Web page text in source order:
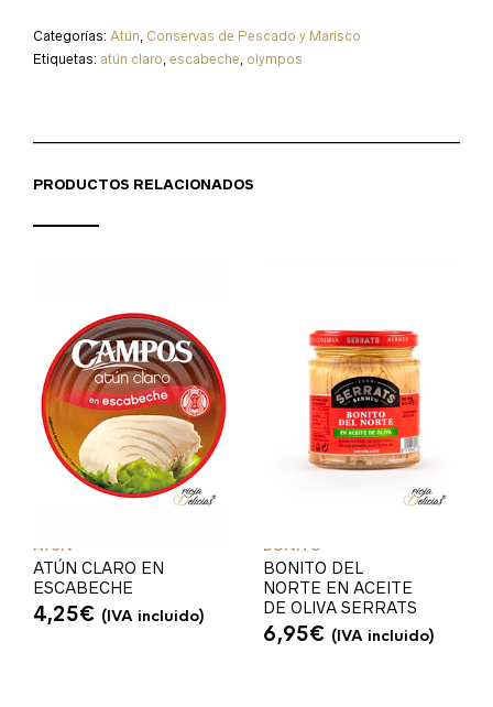
Categorías: Atún
Conservas de Pescado y Marisco
Etiquetas: atún claro escabeche olympos
PRODUCTOS RELACIONADOS
ATÚN
ATÚN CLARO EN
ESCABECHE
4,25€ (IVA incluido)
BONITO
BONITO DEL
NORTE EN ACEITE
DE OLIVA SERRATS
6,95€ (IVA incluido)